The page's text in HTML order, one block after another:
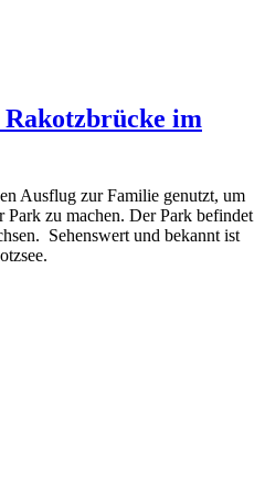
im
Ausflug zur Familie genutzt, um
zu machen. Der Park befindet
Sehenswert und bekannt ist